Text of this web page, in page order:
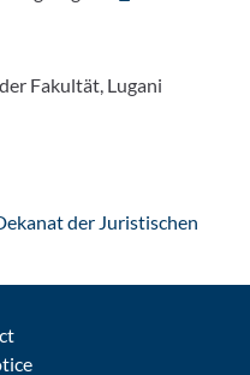
Fakultät, Lugani
der Juristischen